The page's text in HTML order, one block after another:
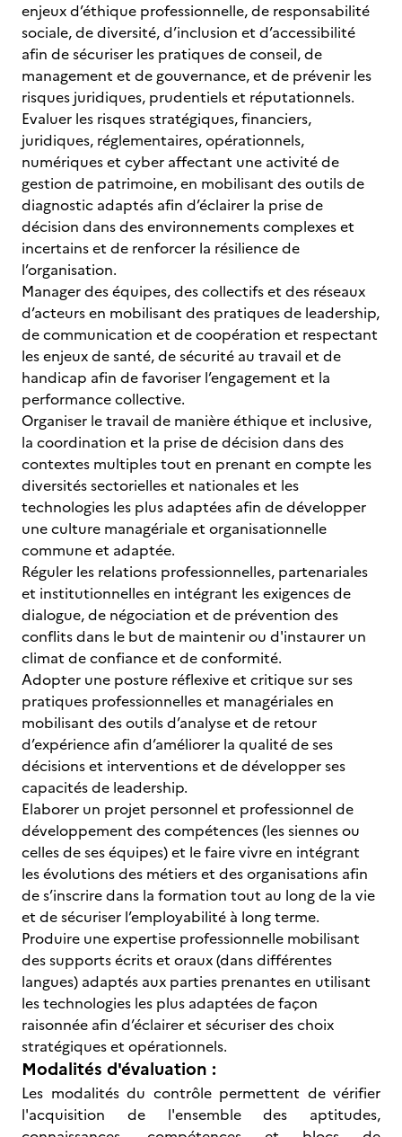
enjeux d’éthique professionnelle, de responsabilité
sociale, de diversité, d’inclusion et d’accessibilité
afin de sécuriser les pratiques de conseil, de
management et de gouvernance, et de prévenir les
risques juridiques, prudentiels et réputationnels.
Evaluer les risques stratégiques, financiers,
juridiques, réglementaires, opérationnels,
numériques et cyber affectant une activité de
gestion de patrimoine, en mobilisant des outils de
diagnostic adaptés afin d’éclairer la prise de
décision dans des environnements complexes et
incertains et de renforcer la résilience de
l’organisation.
Manager des équipes, des collectifs et des réseaux
d’acteurs en mobilisant des pratiques de leadership,
de communication et de coopération et respectant
les enjeux de santé, de sécurité au travail et de
handicap afin de favoriser l’engagement et la
performance collective.
Organiser le travail de manière éthique et inclusive,
la coordination et la prise de décision dans des
contextes multiples tout en prenant en compte les
diversités sectorielles et nationales et les
technologies les plus adaptées afin de développer
une culture managériale et organisationnelle
commune et adaptée.
Réguler les relations professionnelles, partenariales
et institutionnelles en intégrant les exigences de
dialogue, de négociation et de prévention des
conflits dans le but de maintenir ou d'instaurer un
climat de confiance et de conformité.
Adopter une posture réflexive et critique sur ses
pratiques professionnelles et managériales en
mobilisant des outils d’analyse et de retour
d’expérience afin d’améliorer la qualité de ses
décisions et interventions et de développer ses
capacités de leadership.
Elaborer un projet personnel et professionnel de
développement des compétences (les siennes ou
celles de ses équipes) et le faire vivre en intégrant
les évolutions des métiers et des organisations afin
de s’inscrire dans la formation tout au long de la vie
et de sécuriser l’employabilité à long terme.
Produire une expertise professionnelle mobilisant
des supports écrits et oraux (dans différentes
langues) adaptés aux parties prenantes en utilisant
les technologies les plus adaptées de façon
raisonnée afin d’éclairer et sécuriser des choix
stratégiques et opérationnels.
Modalités d'évaluation :
Les modalités du contrôle permettent de vérifier
l'acquisition de l'ensemble des aptitudes,